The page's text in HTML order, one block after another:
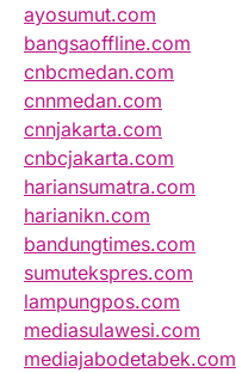
ayosumut.com
bangsaoffline.com
cnbcmedan.com
cnnmedan.com
cnnjakarta.com
cnbcjakarta.com
hariansumatra.com
harianikn.com
bandungtimes.com
sumutekspres.com
lampungpos.com
mediasulawesi.com
mediajabodetabek.com